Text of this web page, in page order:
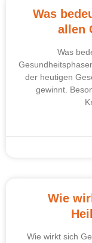
Was
allen
Was
der heutigen
gewinnt.
Wie
Wie wirkt sich